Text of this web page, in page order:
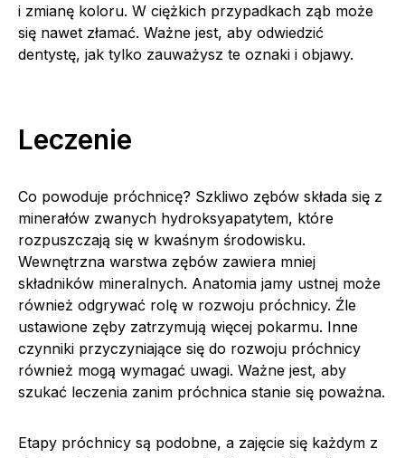
i zmianę koloru. W ciężkich przypadkach ząb może
się nawet złamać. Ważne jest, aby odwiedzić
dentystę, jak tylko zauważysz te oznaki i objawy.
Leczenie
Co powoduje próchnicę? Szkliwo zębów składa się z
minerałów zwanych hydroksyapatytem, które
rozpuszczają się w kwaśnym środowisku.
Wewnętrzna warstwa zębów zawiera mniej
składników mineralnych. Anatomia jamy ustnej może
również odgrywać rolę w rozwoju próchnicy. Źle
ustawione zęby zatrzymują więcej pokarmu. Inne
czynniki przyczyniające się do rozwoju próchnicy
również mogą wymagać uwagi. Ważne jest, aby
szukać leczenia zanim próchnica stanie się poważna.
Etapy próchnicy są podobne, a zajęcie się każdym z